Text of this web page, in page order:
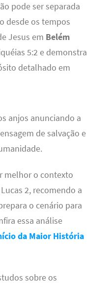
pode ser separada
desde os tempos
Jesus em Belém
5:2 e demonstra
detalhado em
anjos anunciando a
de salvação e
melhor o contexto
2, recomendo a
o cenário para
essa análise
da Maior História
sobre os